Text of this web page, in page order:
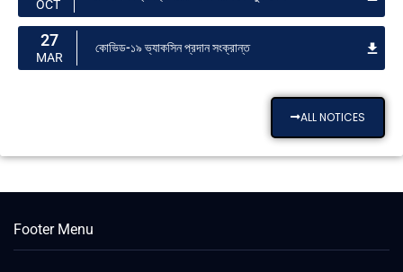
OCT
27
MAR
কোভিড-১৯ ভ্যাকসিন প্রদান সংক্রান্ত
ALL NOTICES
Footer Menu